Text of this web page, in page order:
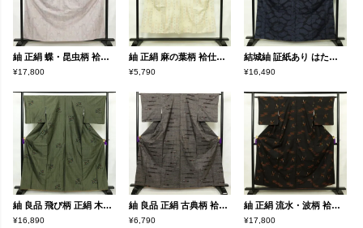
紬 正絹 蝶・昆虫柄 袷仕立て 身丈160.5cm 裄丈63.5cm リサイクル着物 着物 紫・藤色
¥17,800
紬 正絹 麻の葉柄 袷仕立て 身丈144.5cm 裄丈61.5cm リサイクル着物 着物 モダン クリーム
¥5,790
結城紬 証紙あり はたおり娘 正絹 紬 身丈162.5cm 裄丈65cm 幾何学柄・抽象柄 袷仕立て 青・紺
¥16,490
紬 良品 飛び柄 正絹 木の葉・植物柄 袷仕立て 身丈162cm 裄丈68.5cm 着物 緑・うぐいす色
¥16,890
紬 良品 正絹 古典柄 袷仕立て 身丈162.5cm 裄丈65.5cm 紬着物 つむぎ 茶
¥6,790
紬 正絹 流水・波柄 袷仕立て 身丈157.5cm 裄丈63cm リサイクル着物 着物 黒
¥17,800